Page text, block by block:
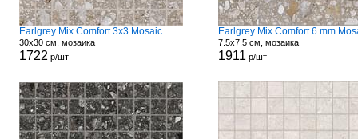
Earlgrey Mix Comfort 3x3 Mosaic
30x30 см, мозаика
1722 р/шт
Earlgrey Mix Comfort 6 mm
7.5x7.5 см, мозаика
1911 р/шт